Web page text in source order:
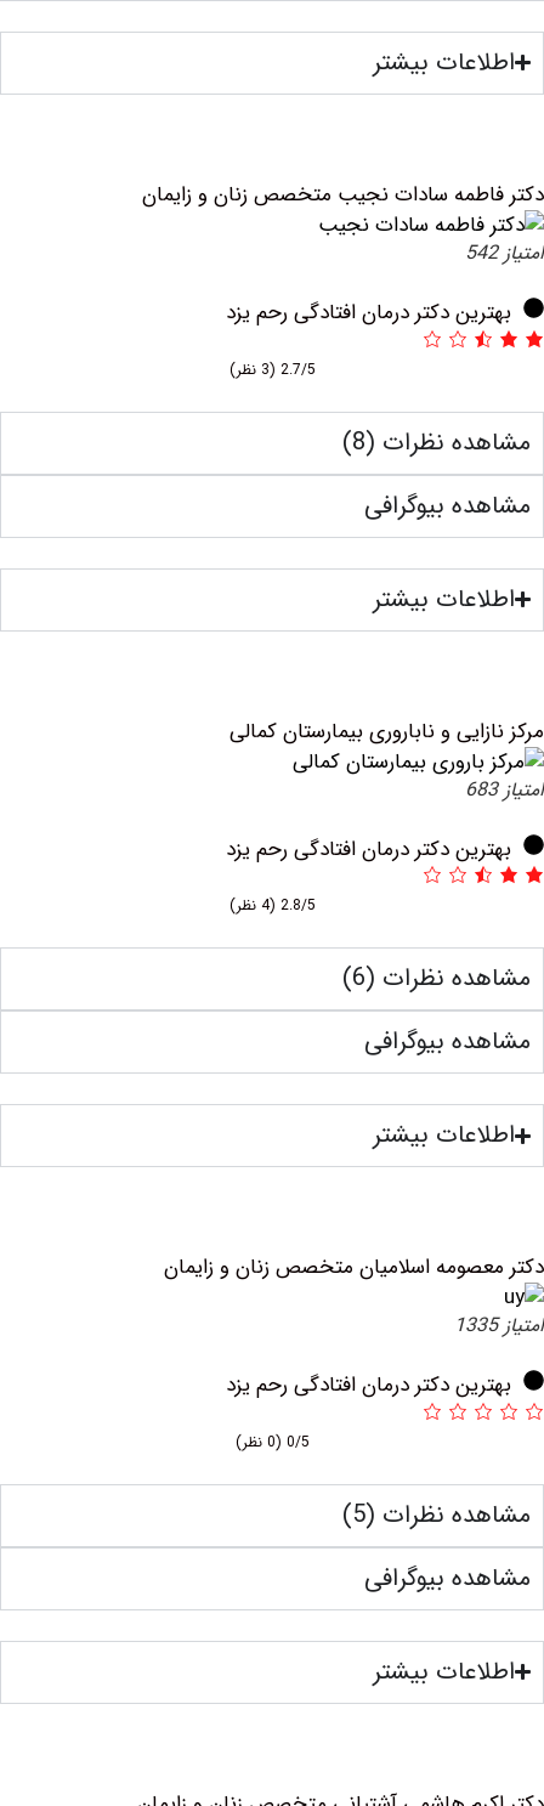
بیشتر
سادات نجیب متخصص زنان و زایمان
دکتر درمان افتادگی رحم یزد
نظرات (8)
بیوگرافی
بیشتر
و ناباروری بیمارستان کمالی
دکتر درمان افتادگی رحم یزد
نظرات (6)
بیوگرافی
بیشتر
اسلامیان متخصص زنان و زایمان
دکتر درمان افتادگی رحم یزد
نظرات (5)
بیوگرافی
بیشتر